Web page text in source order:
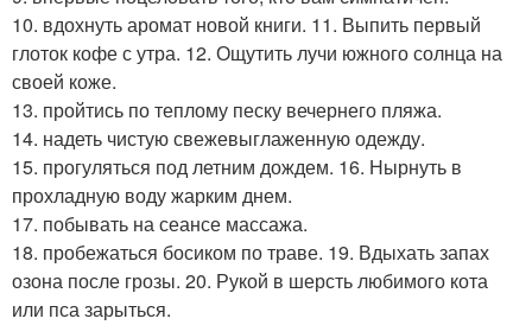
10. вдохнуть аромат новой книги. 11. Выпить первый
глоток кофе с утра. 12. Ощутить лучи южного солнца на
своей коже.
13. пройтись по теплому песку вечернего пляжа.
14. надеть чистую свежевыглаженную одежду.
15. прогуляться под летним дождем. 16. Нырнуть в
прохладную воду жарким днем.
17. побывать на сеансе массажа.
18. пробежаться босиком по траве. 19. Вдыхать запах
озона после грозы. 20. Рукой в шерсть любимого кота
или пса зарыться.